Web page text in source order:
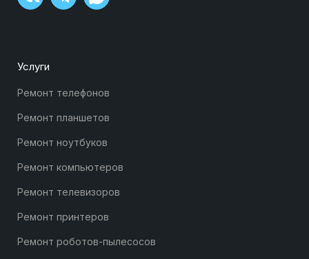
Услуги
Ремонт телефонов
Ремонт планшетов
Ремонт ноутбуков
Ремонт компьютеров
Ремонт телевизоров
Ремонт принтеров
Ремонт роботов-пылесосов